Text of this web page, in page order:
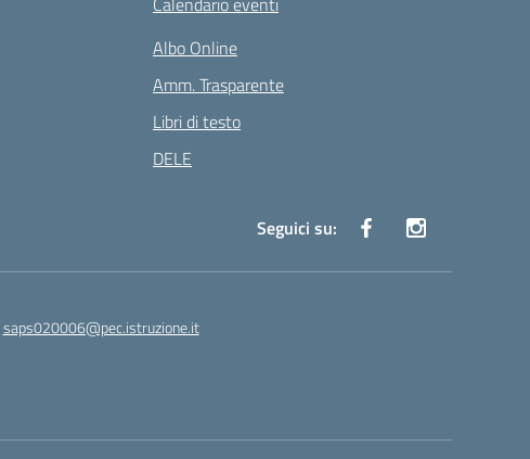
Albo Online
Amm. Trasparente
Libri di testo
DELE
Seguici su:
saps020006@pec.istruzione.it